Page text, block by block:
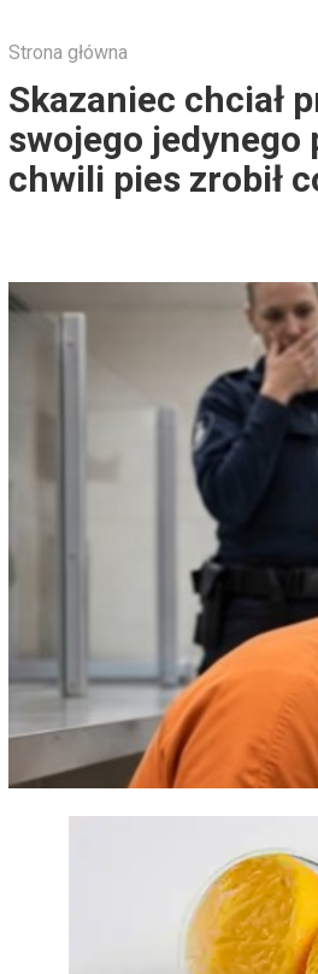
Strona główna
Skazaniec chciał
swojego
chwili pies zrobił